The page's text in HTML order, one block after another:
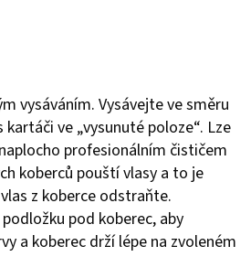
vysáváním. Vysávejte ve směru
kartáči ve „vysunuté poloze“. Lze
profesionálním čističem
koberců pouští vlasy a to je
z koberce odstraňte.
pod koberec, aby
a koberec drží lépe na zvoleném